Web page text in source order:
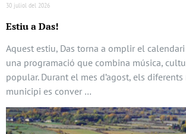
30 juliol del 2026
Estiu a Das!
Aquest estiu, Das torna a omplir el calendari
una programació que combina música,
popular. Durant el mes d’agost, els
municipi es conver …